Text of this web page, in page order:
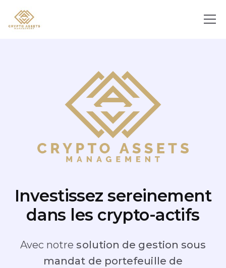
Investissez sereinement
dans les crypto-actifs
Avec notre solution de gestion sous
mandat de portefeuille de